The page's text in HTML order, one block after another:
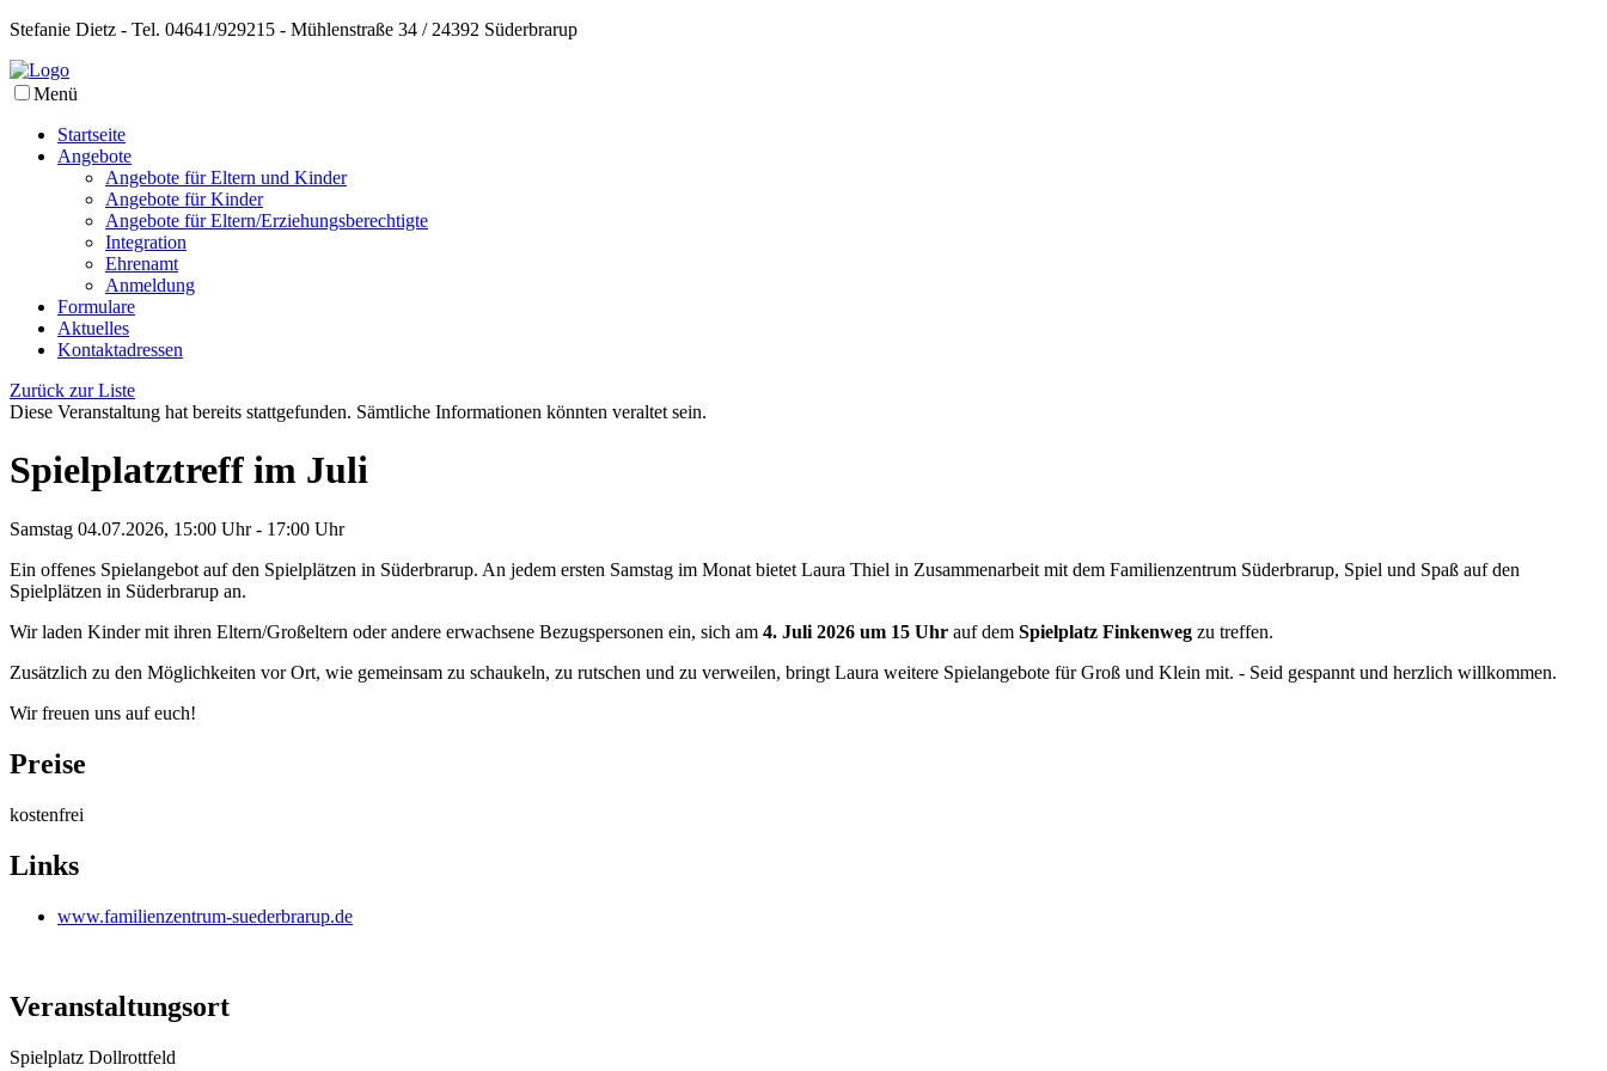
Stefanie Dietz - Tel. 04641/929215 - Mühlenstraße 34 / 24392 Süderbrarup
Menü
Startseite
Angebote
Angebote für Eltern und Kinder
Angebote für Kinder
Angebote für Eltern/Erziehungsberechtigte
Integration
Ehrenamt
Anmeldung
Formulare
Aktuelles
Kontaktadressen
Zurück zur Liste
Diese Veranstaltung hat bereits stattgefunden. Sämtliche Informationen könnten veraltet sein.
Spielplatztreff im Juli
Samstag 04.07.2026, 15:00 Uhr - 17:00 Uhr
Ein offenes Spielangebot auf den Spielplätzen in Süderbrarup. An jedem ersten Samstag im Monat bietet Laura Thiel in Zusammenarbeit mit dem Familienzentrum Süderbrarup, Spiel und Spaß auf den
Spielplätzen in Süderbrarup an.
Wir laden Kinder mit ihren Eltern/Großeltern oder andere erwachsene Bezugspersonen ein, sich am 4. Juli 2026 um 15 Uhr auf dem Spielplatz Finkenweg zu treffen.
Zusätzlich zu den Möglichkeiten vor Ort, wie gemeinsam zu schaukeln, zu rutschen und zu verweilen, bringt Laura weitere Spielangebote für Groß und Klein mit. - Seid gespannt und herzlich willkommen.
Wir freuen uns auf euch!
Preise
kostenfrei
Links
www.familienzentrum-suederbrarup.de
Veranstaltungsort
Spielplatz Dollrottfeld